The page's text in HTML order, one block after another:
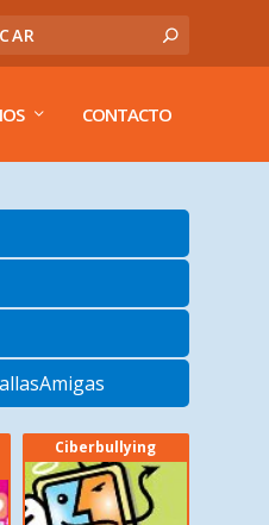
CONTACTO
Ciberbullying